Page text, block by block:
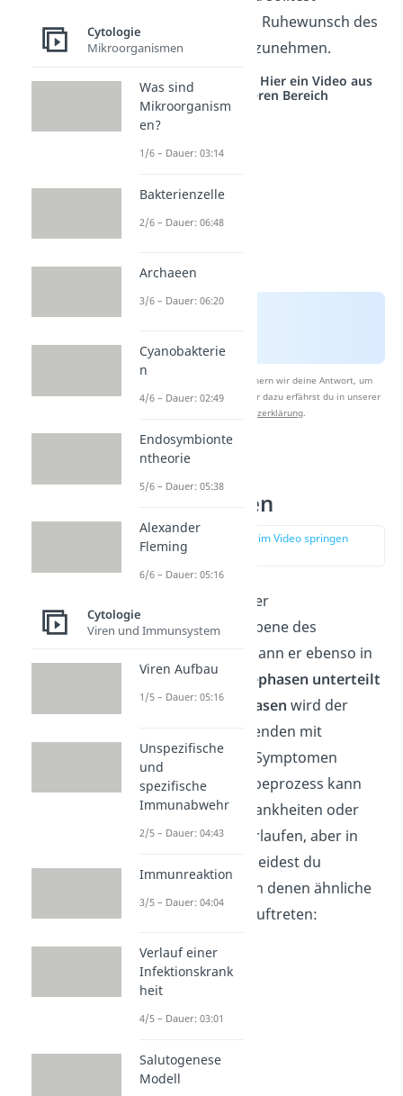
versuchen, den Ruhewunsch des
Sterbenden anzunehmen.
Studyflix vernetzt: Hier ein Video aus
einem anderen Bereich
Nach Beantwortung speichern wir deine Antwort, um
Studyflix zu verbessern. Mehr dazu erfährst du in unserer
Datenschutzerklärung
Körperliche
Sterbephasen
zur Stelle im Video springen
Unabhängig von der
psychologischen Ebene des
Sterbeprozesses, kann er ebenso in
körperliche Sterbephasen unterteilt
werden. Indrei Phasen wird der
Zustand des Sterbenden mit
unterschiedlichen Symptomen
begleitet. Der Sterbeprozess kann
bei bestimmten Krankheiten oder
Unfällen kürzer verlaufen, aber in
der Regel unterscheidest du
folgende Phasen, in denen ähnliche
Sterbeanzeichen
auftreten:
Cytologie
Mikroorganismen
Was sind
Mikroorganism
en?
1/6 – Dauer: 03:14
Bakterienzelle
2/6 – Dauer: 06:48
Archaeen
3/6 – Dauer: 06:20
Cyanobakterie
n
4/6 – Dauer: 02:49
Endosymbionte
ntheorie
5/6 – Dauer: 05:38
Alexander
Fleming
6/6 – Dauer: 05:16
Cytologie
Viren und Immunsystem
Viren Aufbau
1/5 – Dauer: 05:16
Unspezifische
und
spezifische
Immunabwehr
2/5 – Dauer: 04:43
Immunreaktion
3/5 – Dauer: 04:04
Verlauf einer
Infektionskrank
heit
4/5 – Dauer: 03:01
Salutogenese
Modell